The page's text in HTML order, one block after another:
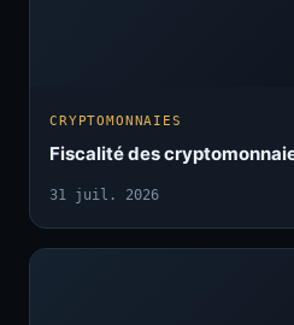
CRYPTOMONNAIES
Fiscalité des
31 juil. 2026